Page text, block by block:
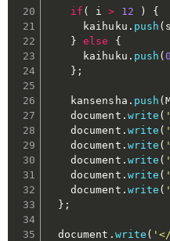
if ( i > 12 )
{
      kaihuku
. push (
}
else
{
      kaihuku
. push (0
} ;
    kansensha
. push (
    document
. write (
    document
. write (
    document
. write (
    document
. write (
    document
. write (
    document
. write (
} ;
  document
. write (